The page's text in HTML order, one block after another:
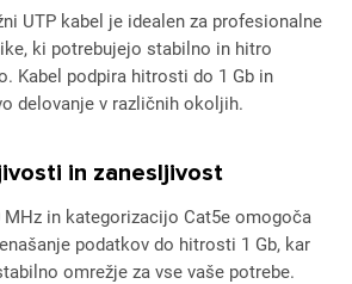
UTP kabel je idealen za profesionalne
ki potrebujejo stabilno in hitro
Kabel podpira hitrosti do 1 Gb in
delovanje v različnih okoljih.
in zanesljivost
in kategorizacijo Cat5e omogoča
podatkov do hitrosti 1 Gb, kar
omrežje za vse vaše potrebe.